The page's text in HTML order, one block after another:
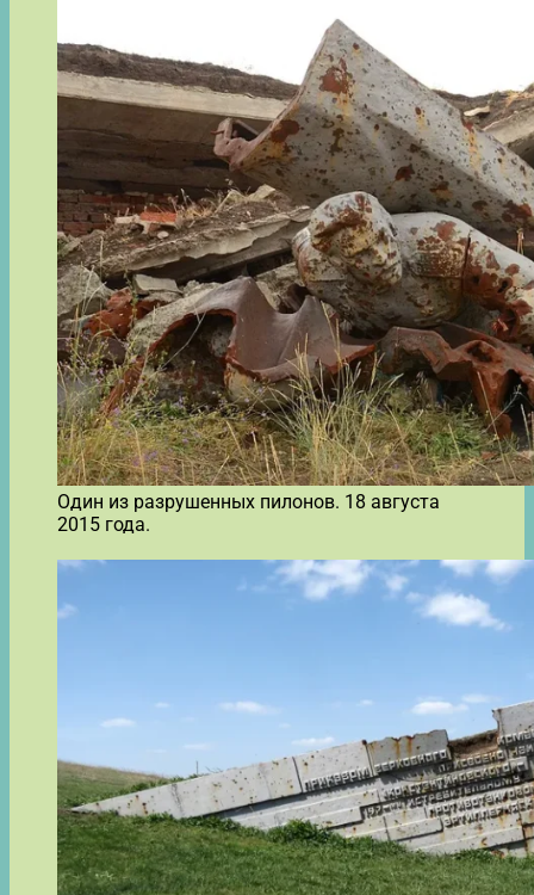
Один из разрушенных пилонов. 18 августа
2015 года.